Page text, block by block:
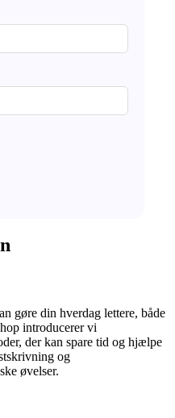
gøre din hverdag lettere, både
introducerer vi
der kan spare tid og hjælpe
og
øvelser.